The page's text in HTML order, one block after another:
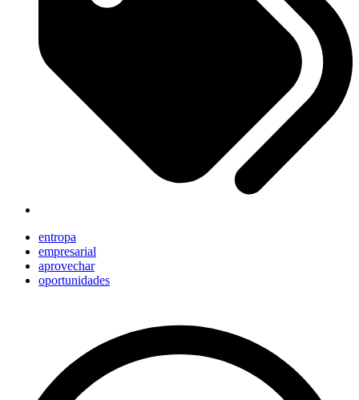
entropa
empresarial
aprovechar
oportunidades